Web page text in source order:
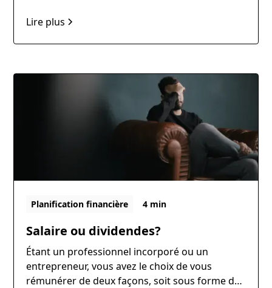
gouvernementales et vous aider dans la prise
Lire plus
Planification financière 4 min
Salaire ou dividendes?
Étant un professionnel incorporé ou un
entrepreneur, vous avez le choix de vous
rémunérer de deux façons, soit sous forme de